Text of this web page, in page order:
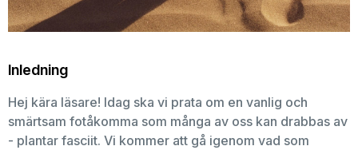
Inledning
Hej kära läsare! Idag ska vi prata om en vanlig och
smärtsam fotåkomma som många av oss kan drabbas av
- plantar fasciit. Vi kommer att gå igenom vad som